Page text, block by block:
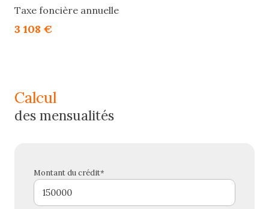
Taxe foncière annuelle
3 108 €
calcul
des mensualités
Montant du crédit*